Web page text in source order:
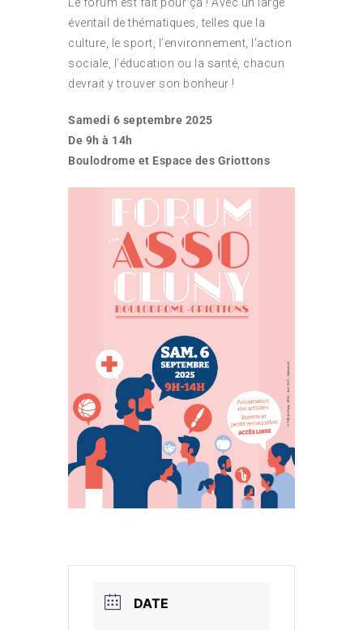
éventail de thématiques, telles que la
culture, le sport, l’environnement, l’action
sociale, l’éducation ou la santé, chacun
devrait y trouver son bonheur !
Samedi 6 septembre 2025
De 9h à 14h
Boulodrome et Espace des Griottons
DATE